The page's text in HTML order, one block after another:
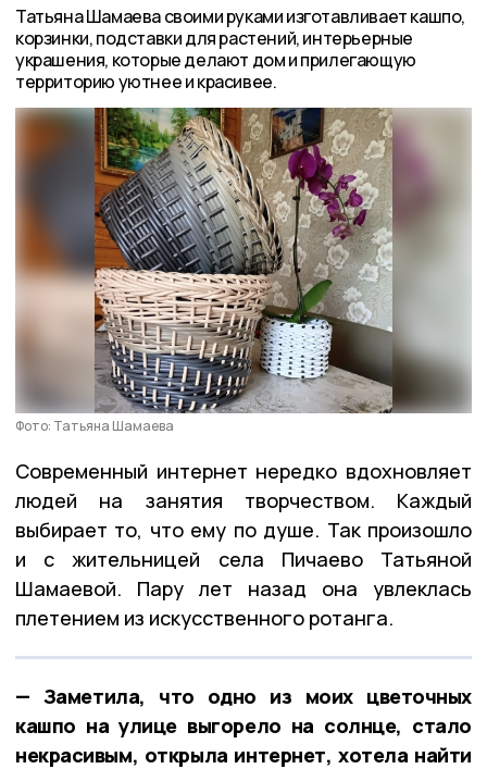
Татьяна Шамаева своими руками изготавливает кашпо,
корзинки, подставки для растений, интерьерные
украшения, которые делают дом и прилегающую
территорию уютнее и красивее.
Фото: Татьяна Шамаева
Современный интернет нередко вдохновляет
людей на занятия творчеством. Каждый
выбирает то, что ему по душе. Так произошло
и с жительницей села Пичаево Татьяной
Шамаевой. Пару лет назад она увлеклась
плетением из искусственного ротанга.
— Заметила, что одно из моих цветочных
кашпо на улице выгорело на солнце, стало
некрасивым, открыла интернет, хотела найти